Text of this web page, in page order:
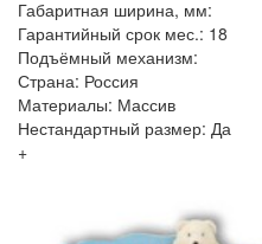
Габаритная ширина, мм:
Гарантийный срок мес.: 18
Подъёмный механизм:
Страна: Россия
Материалы: Массив
Нестандартный размер: Да
+